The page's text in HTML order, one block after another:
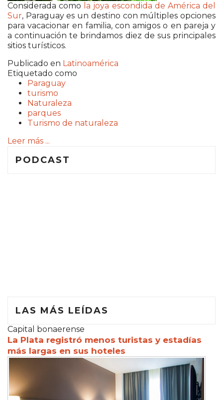
Considerada como la joya escondida de América del
Sur, Paraguay es un destino con múltiples opciones
para vacacionar en familia, con amigos o en pareja y
a continuación te brindamos diez de sus principales
sitios turísticos.
Publicado en Latinoamérica
Etiquetado como
Paraguay
turismo
Naturaleza
parques
Turismo de naturaleza
Leer más ...
PODCAST
LAS MÁS LEÍDAS
Capital bonaerense
La Plata registró menos turistas y estadías
más largas en sus hoteles